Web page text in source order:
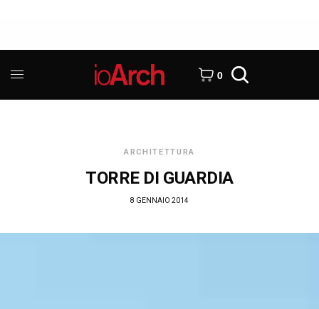
0
ARCHITETTURA
TORRE DI GUARDIA
8 GENNAIO 2014